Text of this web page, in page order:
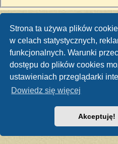
Strona ta używa plików
w celach statystycznych,
funkcjonalnych. Warunki
dostępu do plików cookies
ustawieniach przeglądarki
Dowiedz się więcej
Akceptuję!
Technologię dostarcza phpBB ®
Polski pakiet językowy
Zasady ochrony danych